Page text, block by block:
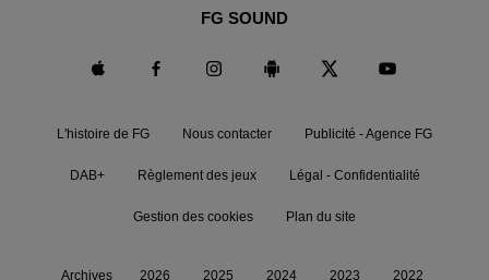
FG SOUND
L'histoire de FG Nous contacter Publicité - Agence FG
DAB+ Règlement des jeux Légal - Confidentialité
Gestion des cookies Plan du site
Archives 2026 2025 2024 2023 2022